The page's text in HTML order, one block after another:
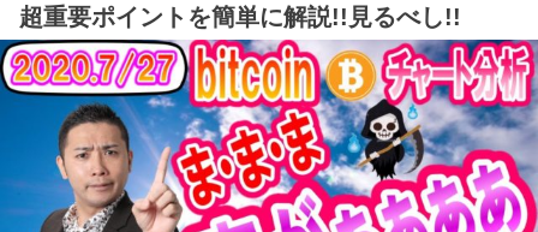
超重要ポイントを簡単に解説!!見るべし!!